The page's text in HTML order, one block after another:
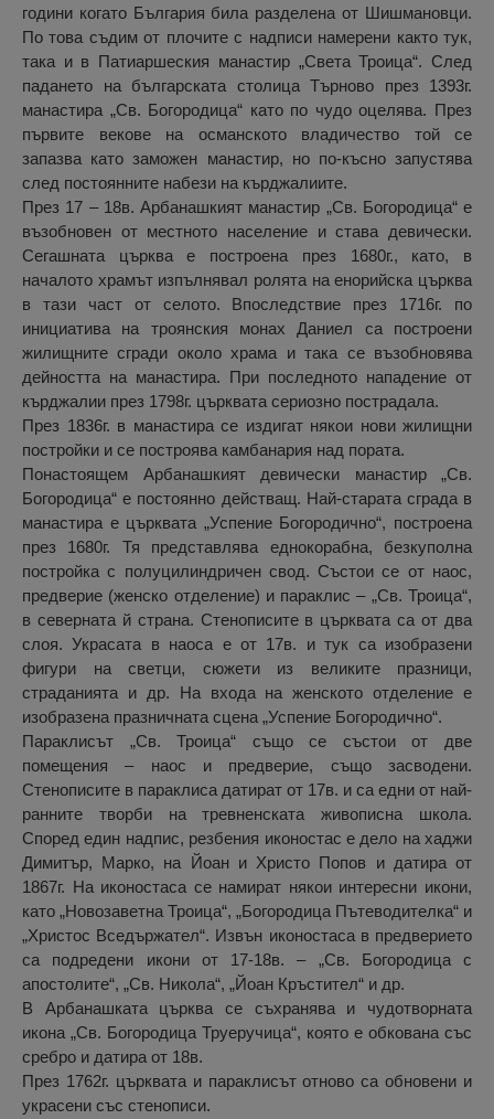
години когато България била разделена от Шишмановци.
По това съдим от плочите с надписи намерени както тук,
така и в Патиаршеския манастир „Света Троица“. След
падането на българската столица Търново през 1393г.
манастира „Св. Богородица“ като по чудо оцелява. През
първите векове на османското владичество той се
запазва като заможен манастир, но по-късно запустява
след постоянните набези на кърджалиите.
През 17 – 18в. Арбанашкият манастир „Св. Богородица“ е
възобновен от местното население и става девически.
Сегашната църква е построена през 1680г., като, в
началото храмът изпълнявал ролята на енорийска църква
в тази част от селото. Впоследствие през 1716г. по
инициатива на троянския монах Даниел са построени
жилищните сгради около храма и така се възобновява
дейността на манастира. При последното нападение от
кърджалии през 1798г. църквата сериозно пострадала.
През 1836г. в манастира се издигат някои нови жилищни
постройки и се построява камбанария над пората.
Понастоящем Арбанашкият девически манастир „Св.
Богородица“ е постоянно действащ. Най-старата сграда в
манастира е църквата „Успение Богородично“, построена
през 1680г. Тя представлява еднокорабна, безкуполна
постройка с полуцилиндричен свод. Състои се от наос,
предверие (женско отделение) и параклис – „Св. Троица“,
в северната й страна. Стенописите в църквата са от два
слоя. Украсата в наоса е от 17в. и тук са изобразени
фигури на светци, сюжети из великите празници,
страданията и др. На входа на женското отделение е
изобразена празничната сцена „Успение Богородично“.
Параклисът „Св. Троица“ също се състои от две
помещения – наос и предверие, също засводени.
Стенописите в параклиса датират от 17в. и са едни от най-
ранните творби на тревненската живописна школа.
Според един надпис, резбения иконостас е дело на хаджи
Димитър, Марко, на Йоан и Христо Попов и датира от
1867г. На иконостаса се намират някои интересни икони,
като „Новозаветна Троица“, „Богородица Пътеводителка“ и
„Христос Вседържател“. Извън иконостаса в предверието
са подредени икони от 17-18в. – „Св. Богородица с
апостолите“, „Св. Никола“, „Йоан Кръстител“ и др.
В Арбанашката църква се съхранява и чудотворната
икона „Св. Богородица Труеручица“, която е обкована със
сребро и датира от 18в.
През 1762г. църквата и параклисът отново са обновени и
украсени със стенописи.